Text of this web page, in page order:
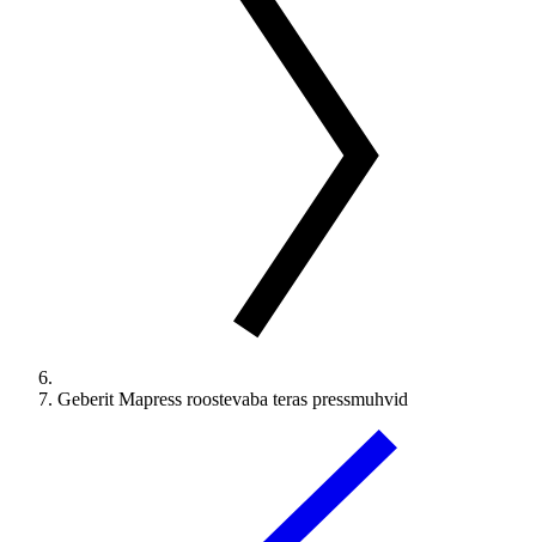
Geberit Mapress roostevaba teras pressmuhvid